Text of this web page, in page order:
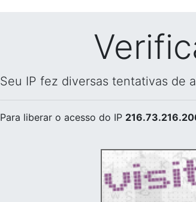
Seu IP fez diversas tentativas de
Para liberar o acesso do IP